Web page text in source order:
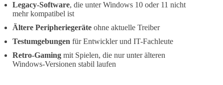
Legacy-Software, die unter Windows 10 oder 11 nicht
mehr kompatibel ist
Ältere Peripheriegeräte ohne aktuelle Treiber
Testumgebungen für Entwickler und IT-Fachleute
Retro-Gaming mit Spielen, die nur unter älteren
Windows-Versionen stabil laufen